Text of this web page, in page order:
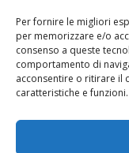
Per fornire le migliori
per memorizzare e/o
consenso a queste
comportamento di
acconsentire o ritirare il
caratteristiche e funzioni.
CONTATTI
Via R. Giuliani 70/c
+39 055 4289002 /
P.Iva 04990180483